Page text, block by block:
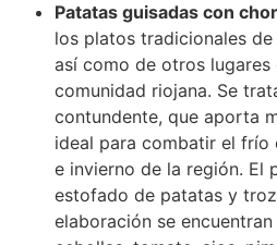
Patatas guisadas con
los platos tradicionales
así como de otros lugares
comunidad riojana. Se
contundente, que aporta
ideal para combatir el
e invierno de la región. El
estofado de patatas y
elaboración se